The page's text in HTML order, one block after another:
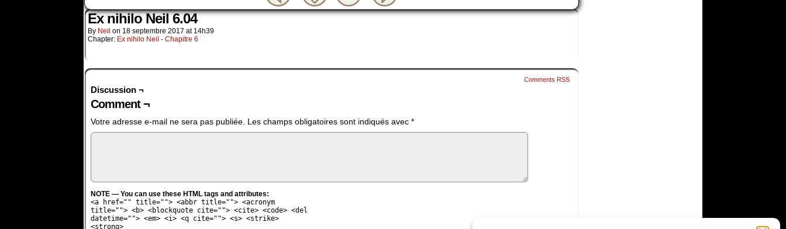
Ex nihilo Neil 6.04
By Neil on 18 septembre 2017 at 14h39
Chapter: Ex nihilo Neil - Chapitre 6
Comments RSS
Discussion ¬
Comment ¬
Votre adresse e-mail ne sera pas publiée. Les champs obligatoires sont indiqués avec *
NOTE — You can use these HTML tags and attributes:
<a href="" title=""> <abbr title=""> <acronym
title=""> <b> <blockquote cite=""> <cite> <code> <del
datetime=""> <em> <i> <q cite=""> <s> <strike>
<strong>